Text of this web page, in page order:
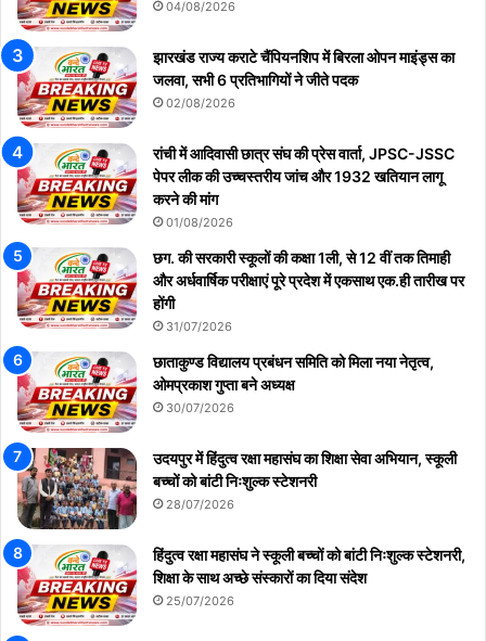
04/08/2026
झारखंड राज्य कराटे चैंपियनशिप में बिरला ओपन माइंड्स का
जलवा, सभी 6 प्रतिभागियों ने जीते पदक
02/08/2026
रांची में आदिवासी छात्र संघ की प्रेस वार्ता, JPSC-JSSC
पेपर लीक की उच्चस्तरीय जांच और 1932 खतियान लागू
करने की मांग
01/08/2026
छग. की सरकारी स्कूलों की कक्षा 1ली, से 12 वीं तक तिमाही
और अर्धवार्षिक परीक्षाएं पूरे प्रदेश में एकसाथ एक.ही तारीख पर
होंगी
31/07/2026
छाताकुण्ड विद्यालय प्रबंधन समिति को मिला नया नेतृत्व,
ओमप्रकाश गुप्ता बने अध्यक्ष
30/07/2026
उदयपुर में हिंदुत्व रक्षा महासंघ का शिक्षा सेवा अभियान, स्कूली
बच्चों को बांटी निःशुल्क स्टेशनरी
28/07/2026
हिंदुत्व रक्षा महासंघ ने स्कूली बच्चों को बांटी निःशुल्क स्टेशनरी,
शिक्षा के साथ अच्छे संस्कारों का दिया संदेश
25/07/2026